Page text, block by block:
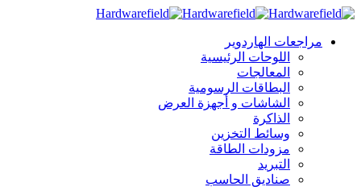
مراجعات الهاردوير
اللوحات الرئيسية
المعالجات
البطاقات الرسومية
الشاشات و أجهزة العرض
الذاكرة
وسائط التخزين
مزودات الطاقة
التبريد
صناديق الحاسب